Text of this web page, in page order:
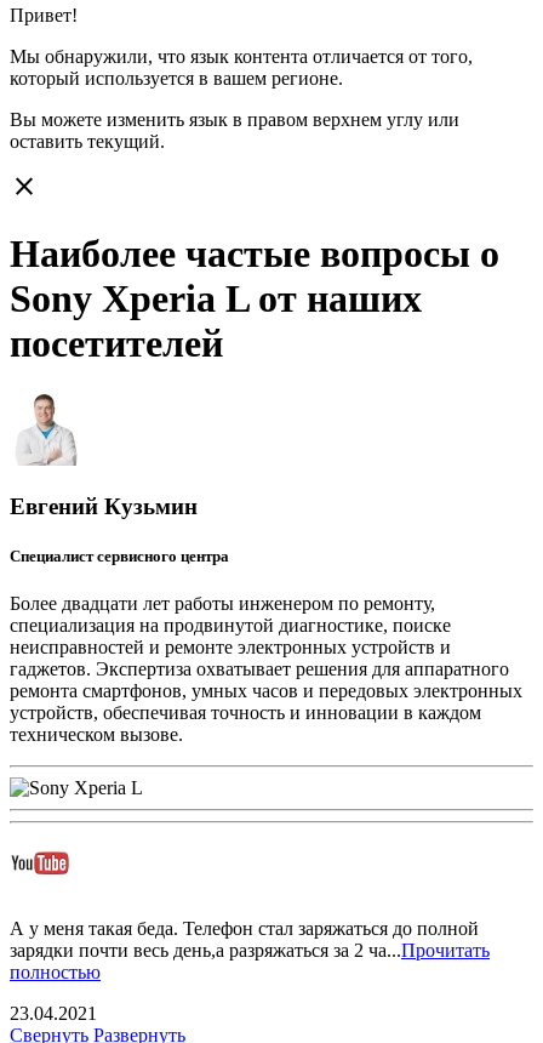
Привет!
Мы обнаружили, что язык контента отличается от того,
который используется в вашем регионе.
Вы можете изменить язык в правом верхнем углу или
оставить текущий.
close
Наиболее частые вопросы о
Sony Xperia L от наших
посетителей
Евгений Кузьмин
Специалист сервисного центра
Более двадцати лет работы инженером по ремонту,
специализация на продвинутой диагностике, поиске
неисправностей и ремонте электронных устройств и
гаджетов. Экспертиза охватывает решения для аппаратного
ремонта смартфонов, умных часов и передовых электронных
устройств, обеспечивая точность и инновации в каждом
техническом вызове.
А у меня такая беда. Телефон стал заряжаться до полной
зарядки почти весь день,а разряжаться за 2 ча...Прочитать
полностью
23.04.2021
Свернуть Развернуть